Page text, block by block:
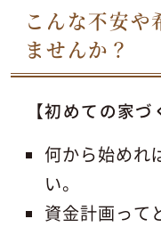
こんな不安や
ませんか？
【初めての家づ
何から始めれ
い。
資金計画って